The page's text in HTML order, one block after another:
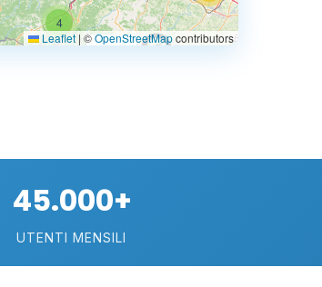
4
21
0.769 €
Leaflet | ©OpenStreetMapcontributors
45.000+
UTENTI MENSILI